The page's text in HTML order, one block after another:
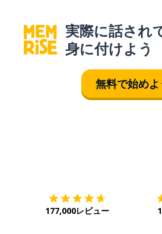
実際に話され
身に付けよう
無料で始めよ
177,000レビュー